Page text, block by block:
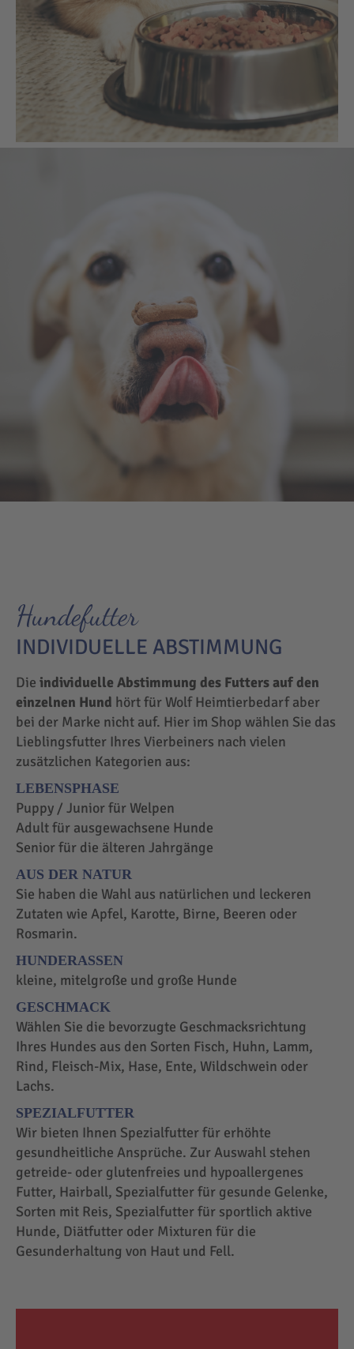
Hundefutter
INDIVIDUELLE ABSTIMMUNG
Die individuelle Abstimmung des Futters auf den
einzelnen Hund hört für Wolf Heimtierbedarf aber
bei der Marke nicht auf. Hier im Shop wählen Sie das
Lieblingsfutter Ihres Vierbeiners nach vielen
zusätzlichen Kategorien aus:
LEBENSPHASE
Puppy / Junior für Welpen
Adult für ausgewachsene Hunde
Senior für die älteren Jahrgänge
AUS DER NATUR
Sie haben die Wahl aus natürlichen und leckeren
Zutaten wie Apfel, Karotte, Birne, Beeren oder
Rosmarin.
HUNDERASSEN
kleine, mitelgroße und große Hunde
GESCHMACK
Wählen Sie die bevorzugte Geschmacksrichtung
Ihres Hundes aus den Sorten Fisch, Huhn, Lamm,
Rind, Fleisch-Mix, Hase, Ente, Wildschwein oder
Lachs.
SPEZIALFUTTER
Wir bieten Ihnen Spezialfutter für erhöhte
gesundheitliche Ansprüche. Zur Auswahl stehen
getreide- oder glutenfreies und hypoallergenes
Futter, Hairball, Spezialfutter für gesunde Gelenke,
Sorten mit Reis, Spezialfutter für sportlich aktive
Hunde, Diätfutter oder Mixturen für die
Gesunderhaltung von Haut und Fell.